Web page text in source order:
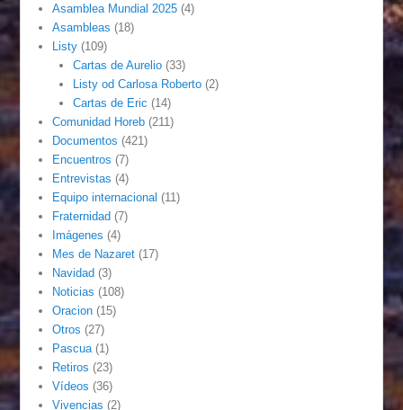
Asamblea Mundial 2025 (4)
Asambleas (18)
Listy (109)
Cartas de Aurelio(33)
Listy od Carlosa Roberto(2)
Cartas de Eric (14)
Comunidad Horeb (211)
Documentos (421)
Encuentros (7)
Entrevistas (4)
Equipo internacional (11)
Fraternidad (7)
Imágenes (4)
Mes de Nazaret (17)
Navidad (3)
Noticias (108)
Oracion (15)
Otros (27)
Pascua (1)
Retiros (23)
Vídeos (36)
Vivencias (2)